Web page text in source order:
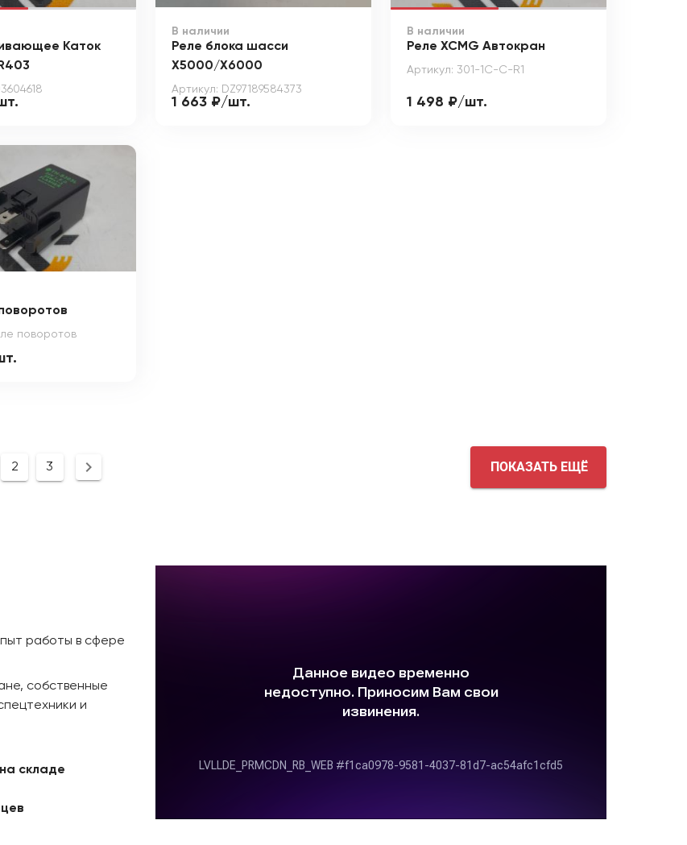
Каток
В наличии
Реле блока шасси
X5000/X6000
Артикул: DZ97189584373
1 663 ₽/шт.
В наличии
Реле XCMG Автокран
Артикул: 301-1С-C-R1
1 498 ₽/шт.
поворотов
2 3 ПОКАЗАТЬ ЕЩЁ
работы в сфере
собственные
и
складе